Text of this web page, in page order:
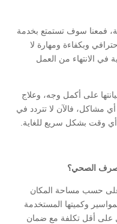
فمعنا سوف تستمتع بخدمة
وبكفاءة ومهارة لا
في الانتهاء من العمل
على أكمل وجه، وعلاج
مشاكل، فالآن لا تتردد في
أي وقت بشكل سريع للغاية.
الصحي؟
على حسب مساحة المكان
وكميتها المستخدمة
أقل تكلفة مع ضمان